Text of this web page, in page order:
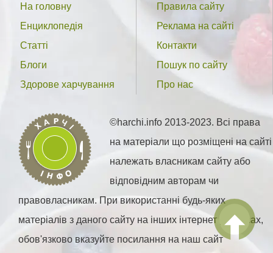
На головну
Енциклопедія
Статті
Блоги
Здорове харчування
Правила сайту
Реклама на сайті
Контакти
Пошук по сайту
Про нас
©harchi.info 2013-2023. Всі права
на матеріали що розміщені на сайті
належать власникам сайту або
відповідним авторам чи
правовласникам. При використанні будь-яких
матеріалів з даного сайту на інших інтернет ресурсах,
обов'язково вказуйте посилання на наш сайт